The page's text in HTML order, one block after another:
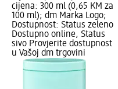
cijena: 300 ml (0,65 KM za
100 ml); dm Marka Logo;
Dostupnost: Status zeleno
Dostupno online, Status
sivo Provjerite dostupnost
u Vašoj dm trgovini